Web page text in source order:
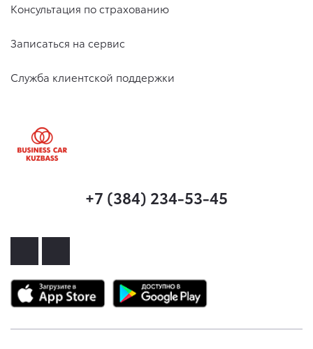
Консультация по страхованию
Записаться на сервис
Служба клиентской поддержки
+7 (384) 234-53-45